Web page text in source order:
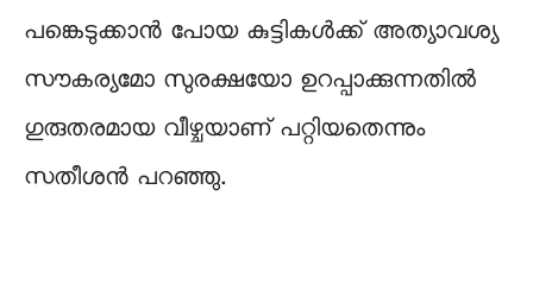
പങ്കെടുക്കാൻ പോയ കുട്ടികൾക്ക് അത്യാവശ്യ
സൗകര്യമോ സുരക്ഷയോ ഉറപ്പാക്കുന്നതിൽ
ഗുരുതരമായ വീഴ്ചയാണ് പറ്റിയതെന്നും
സതീശൻ പറഞ്ഞു.